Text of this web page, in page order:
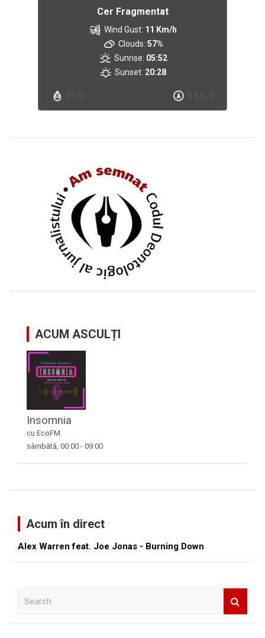
Cer Fragmentat
Wind Gust: 11 Km/h
Clouds: 57%
Sunrise: 05:52
Sunset: 20:28
ACUM ASCULȚI
Insomnia
cu EcoFM
sâmbătă, 00:00 - 09:00
Acum în direct
Alex Warren feat. Joe Jonas - Burning Down